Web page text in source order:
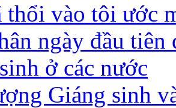
thổi vào tôi ước
ngày đầu tiên
ở các nước
Giáng sinh